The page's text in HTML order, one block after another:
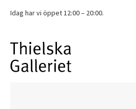
Idag har vi öppet 12:00 – 20:00.